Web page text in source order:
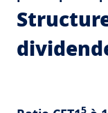
5